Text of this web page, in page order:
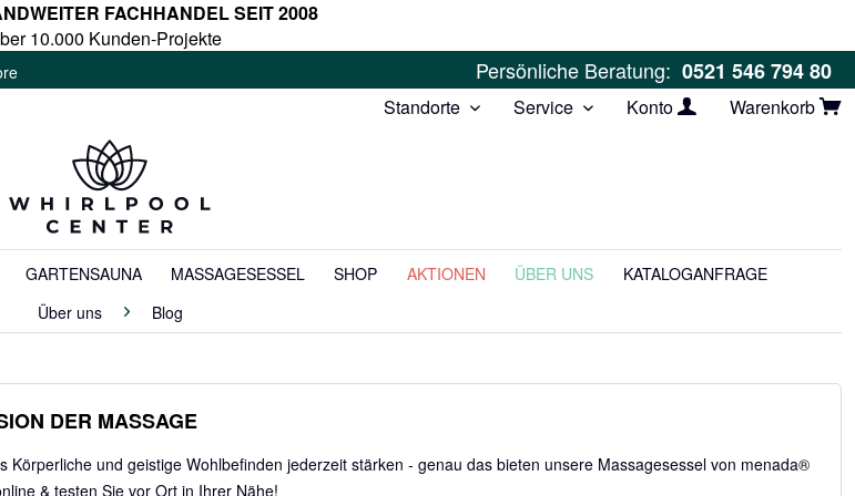
FACHHANDEL SEIT 2008
10.000 Kunden-Projekte
Persönliche Beratung: 0521 546 794 80
Standorte Service Konto Warenkorb
GARTENSAUNA MASSAGESESSEL SHOP AKTIONEN ÜBER UNS
KATALOGANFRAGE
Über uns
Blog
DER MASSAGE
Körperliche und geistige Wohlbefinden jederzeit stärken - genau das bieten unsere Massagesessel von menada®
& testen Sie vor Ort in Ihrer Nähe!